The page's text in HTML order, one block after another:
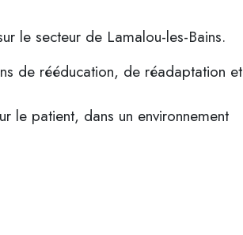
le secteur de Lamalou-les-Bains.
de rééducation, de réadaptation et
le patient, dans un environnement